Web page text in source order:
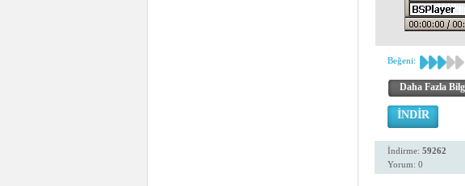
Beğeni:
Daha Fazla
İNDİR
İndirme: 59262
Yorum: 0